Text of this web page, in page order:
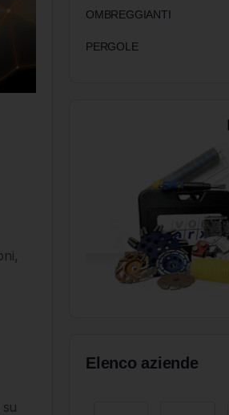
OMBREGGIANTI
PERGOLE
Elenco aziende